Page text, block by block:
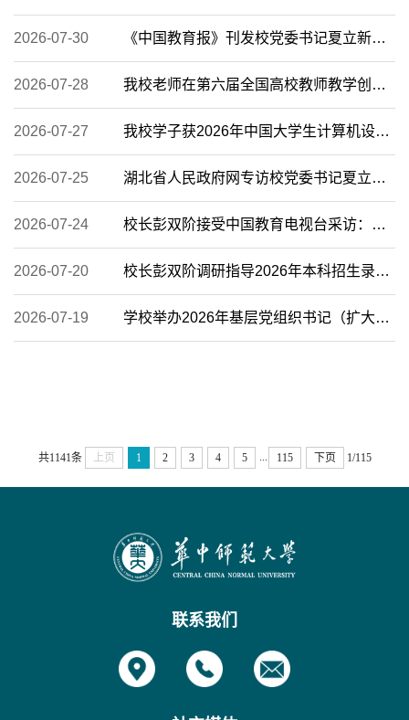
2026-07-30 《中国教育报》刊发校党委书记夏立新文章：培养能胜任的教师
2026-07-28 我校老师在第六届全国高校教师教学创新大赛中获佳绩
2026-07-27 我校学子获2026年中国大学生计算机设计大赛一等奖
2026-07-25 湖北省人民政府网专访校党委书记夏立新：数据驱动 融合创新 全面落实教育...
2026-07-24 校长彭双阶接受中国教育电视台采访：为基础教育培养高质量、高素质、创新...
2026-07-20 校长彭双阶调研指导2026年本科招生录取工作
2026-07-19 学校举办2026年基层党组织书记（扩大）专题培训班
共1141条 上页 1 2 3 4 5 115 下页 1/115
联系我们